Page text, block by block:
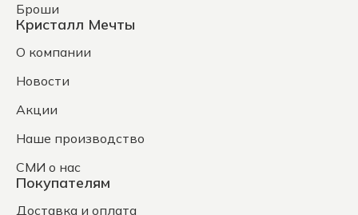
Броши
Кристалл Мечты
О компании
Новости
Акции
Наше производство
СМИ о нас
Покупателям
Доставка и оплата